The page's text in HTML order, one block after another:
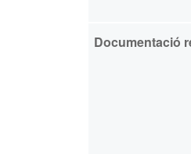
Documentació